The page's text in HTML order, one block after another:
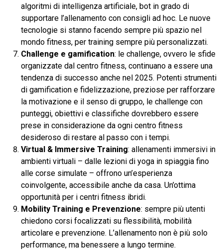
algoritmi di intelligenza artificiale, bot in grado di
supportare l’allenamento con consigli ad hoc. Le nuove
tecnologie si stanno facendo sempre più spazio nel
mondo fitness, per training sempre più personalizzati.
Challenge e gamification: le challenge, ovvero le sfide
organizzate dal centro fitness, continuano a essere una
tendenza di successo anche nel 2025. Potenti strumenti
di gamification e fidelizzazione, preziose per rafforzare
la motivazione e il senso di gruppo, le challenge con
punteggi, obiettivi e classifiche dovrebbero essere
prese in considerazione da ogni centro fitness
desideroso di restare al passo con i tempi.
Virtual & Immersive Training: allenamenti immersivi in
ambienti virtuali – dalle lezioni di yoga in spiaggia fino
alle corse simulate – offrono un’esperienza
coinvolgente, accessibile anche da casa. Un’ottima
opportunità per i centri fitness ibridi.
Mobility Training e Prevenzione: sempre più utenti
chiedono corsi focalizzati su flessibilità, mobilità
articolare e prevenzione. L’allenamento non è più solo
performance, ma benessere a lungo termine.